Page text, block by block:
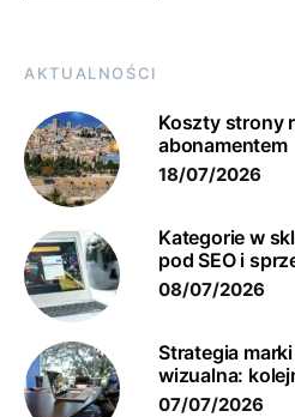
AKTUALNOŚCI
Koszty strony
abonamentem
18/07/2026
Kategorie w
pod SEO i
08/07/2026
Strategia
wizualna:
07/07/2026